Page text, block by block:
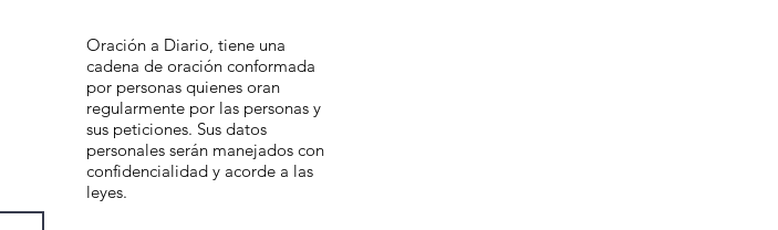
Oración a Diario, tiene una
cadena de oración conformada
por personas quienes oran
regularmente por las personas y
sus peticiones. Sus datos
personales serán manejados con
confidencialidad y acorde a las
leyes.